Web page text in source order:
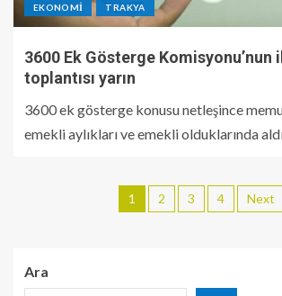
EKONOMI TRAKYA
3600 Ek Gösterge Komisyonu’nun
toplantısı yarın
3600 ek gösterge konusu netleşince
emekli aylıkları ve emekli olduklarında
1 2 3 4 Next
Ara